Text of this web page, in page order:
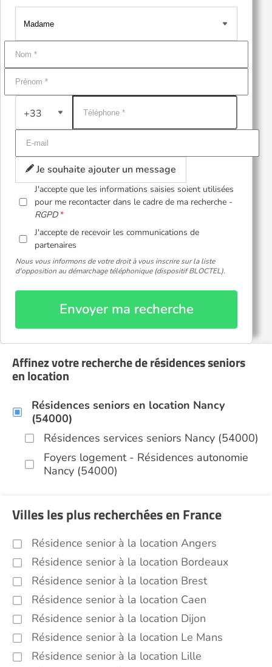
+33
Je souhaite ajouter un message
J'accepte que les informations saisies soient utilisées
pour me recontacter dans le cadre de ma recherche -
RGPD
J'accepte de recevoir les communications de
partenaires
Nous vous informons de votre droit à vous inscrire sur la liste
d'opposition au démarchage téléphonique (dispositif BLOCTEL).
Envoyer ma recherche
Affinez votre recherche de résidences seniors
en location
Résidences seniors en location Nancy
(54000)
Résidences services seniors Nancy (54000)
Foyers logement - Résidences autonomie
Nancy (54000)
Villes les plus recherchées en France
Résidence senior à la location Angers
Résidence senior à la location Bordeaux
Résidence senior à la location Brest
Résidence senior à la location Caen
Résidence senior à la location Dijon
Résidence senior à la location Le Mans
Résidence senior à la location Lille